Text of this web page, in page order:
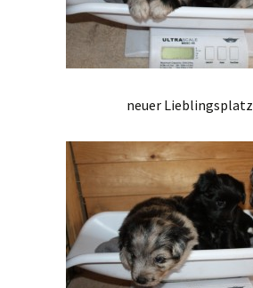
neuer Lieblingsplatz